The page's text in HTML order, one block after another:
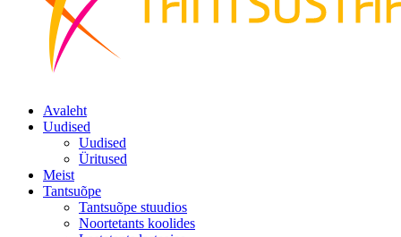
Avaleht
Uudised
Uudised
Üritused
Meist
Tantsuõpe
Tantsuõpe stuudios
Noortetants koolides